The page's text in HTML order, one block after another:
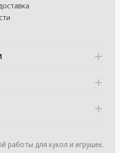
работы для кукол и игрушек.